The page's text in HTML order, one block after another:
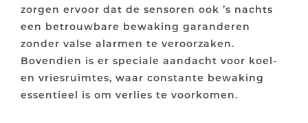
zorgen ervoor dat de sensoren ook ’s nachts
een betrouwbare bewaking garanderen
zonder valse alarmen te veroorzaken.
Bovendien is er speciale aandacht voor koel-
en vriesruimtes, waar constante bewaking
essentieel is om verlies te voorkomen.